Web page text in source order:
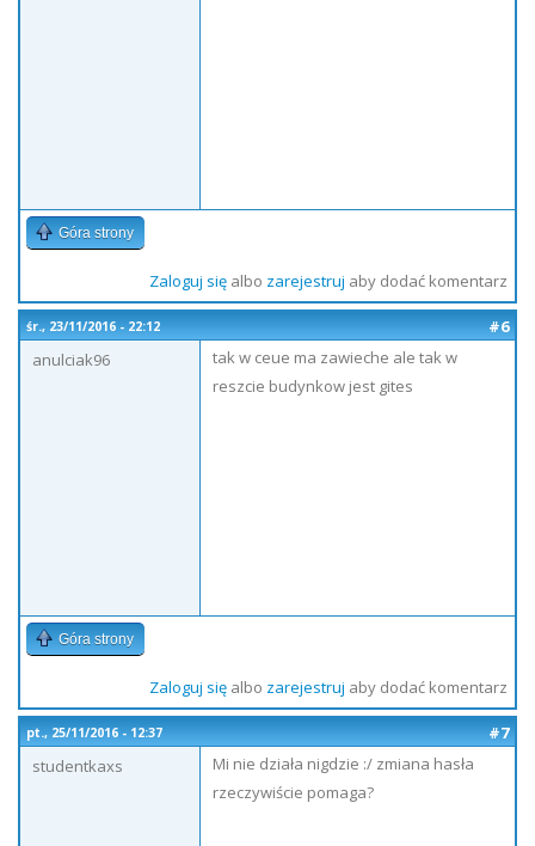
Góra strony
Zaloguj sięalbo zarejestruj aby dodać komentarz
śr., 23/11/2016 - 22:12
#6
anulciak96
tak w ceue ma zawieche ale tak w
reszcie budynkow jest gites
Góra strony
Zaloguj sięalbo zarejestruj aby dodać komentarz
pt., 25/11/2016 - 12:37
#7
studentkaxs
Mi nie działa nigdzie :/ zmiana hasła
rzeczywiście pomaga?